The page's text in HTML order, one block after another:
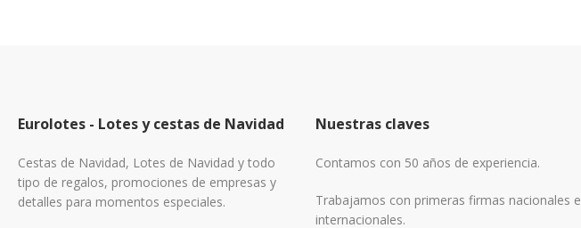
Eurolotes - Lotes y cestas de Navidad
Cestas de Navidad, Lotes de Navidad y todo
tipo de regalos, promociones de empresas y
detalles para momentos especiales.
Nuestras claves
Contamos con 50 años de experiencia.
Trabajamos con primeras firmas nacionales e
internacionales.